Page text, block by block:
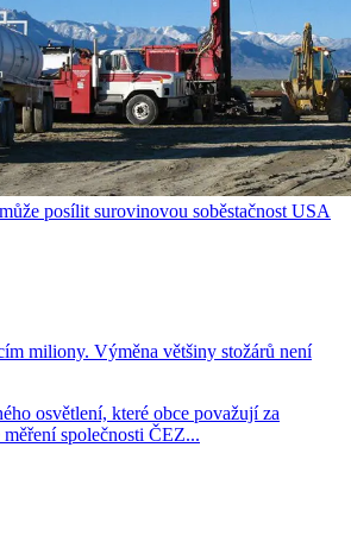
posílit surovinovou soběstačnost USA
miliony. Výměna většiny stožárů není
osvětlení, které obce považují za
společnosti ČEZ...